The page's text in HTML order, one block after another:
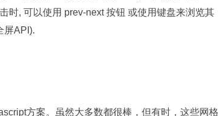
时, 可以使用 prev-next 按钮 或使用键盘来浏览其
屏API).
方案。虽然大多数都很棒，但有时，这些网格